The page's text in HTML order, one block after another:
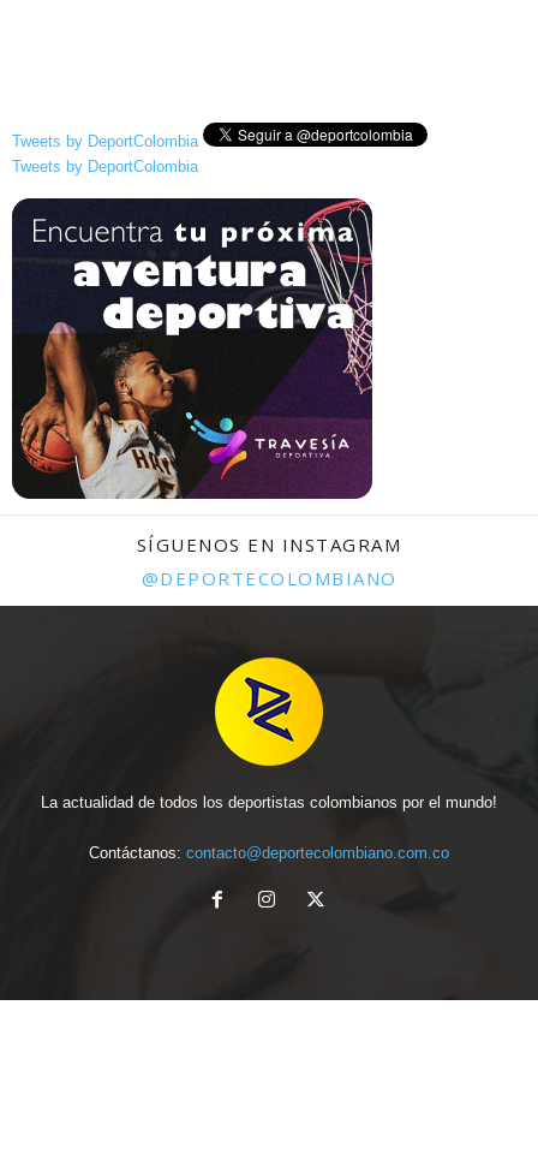
Tweets by DeportColombia
Tweets by DeportColombia
SÍGUENOS EN INSTAGRAM
@DEPORTECOLOMBIANO
La actualidad de todos los deportistas colombianos por el mundo!
Contáctanos: contacto@deportecolombiano.com.co